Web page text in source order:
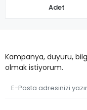
Adet
Kampanya, duyuru,
olmak istiyorum.